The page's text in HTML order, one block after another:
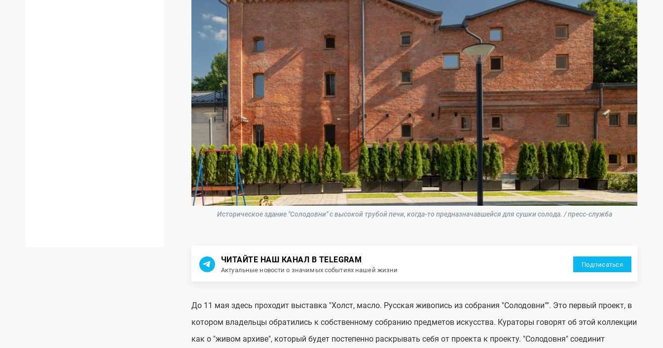
Историческое здание "Солодовни" с высокой трубой печи, когда-то предназначавшейся для сушки солода. / пресс-служба
ЧИТАЙТЕ НАШ КАНАЛ В TELEGRAM
Актуальные новости о значимых событиях нашей жизни
Подписаться
До 11 мая здесь проходит выставка "Холст, масло. Русская живопись из собрания "Солодовни"". Это первый проект, в
котором владельцы обратились к собственному собранию предметов искусства. Кураторы говорят об этой коллекции
как о "живом архиве", который будет постепенно раскрывать себя от проекта к проекту. "Солодовня" соединит